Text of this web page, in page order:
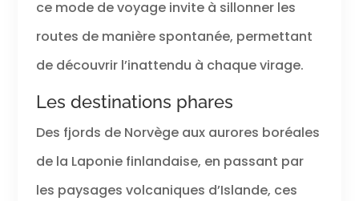
ce mode de voyage invite à sillonner les
routes de manière spontanée, permettant
de découvrir l’inattendu à chaque virage.
Les destinations phares
Des fjords de Norvège aux aurores boréales
de la Laponie finlandaise, en passant par
les paysages volcaniques d’Islande, ces